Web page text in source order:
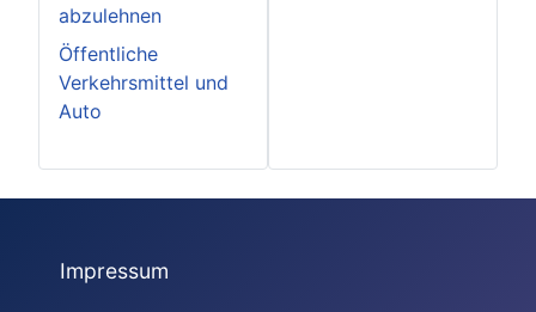
abzulehnen
Öffentliche
Verkehrsmittel und
Auto
Impressum